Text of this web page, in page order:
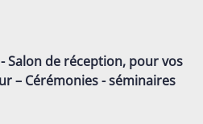
Salon de réception, pour vos
– Cérémonies - séminaires